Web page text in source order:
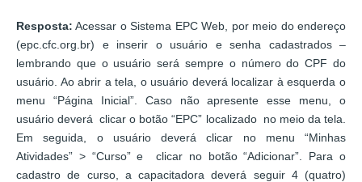
Resposta: Acessar o Sistema EPC Web, por meio do endereço
(epc.cfc.org.br) e inserir o usuário e senha cadastrados –
lembrando que o usuário será sempre o número do CPF do
usuário. Ao abrir a tela, o usuário deverá localizar à esquerda o
menu “Página Inicial”. Caso não apresente esse menu, o
usuário deverá clicar o botão “EPC” localizado no meio da tela.
Em seguida, o usuário deverá clicar no menu “Minhas
Atividades” > “Curso” e clicar no botão “Adicionar”. Para o
cadastro de curso, a capacitadora deverá seguir 4 (quatro)